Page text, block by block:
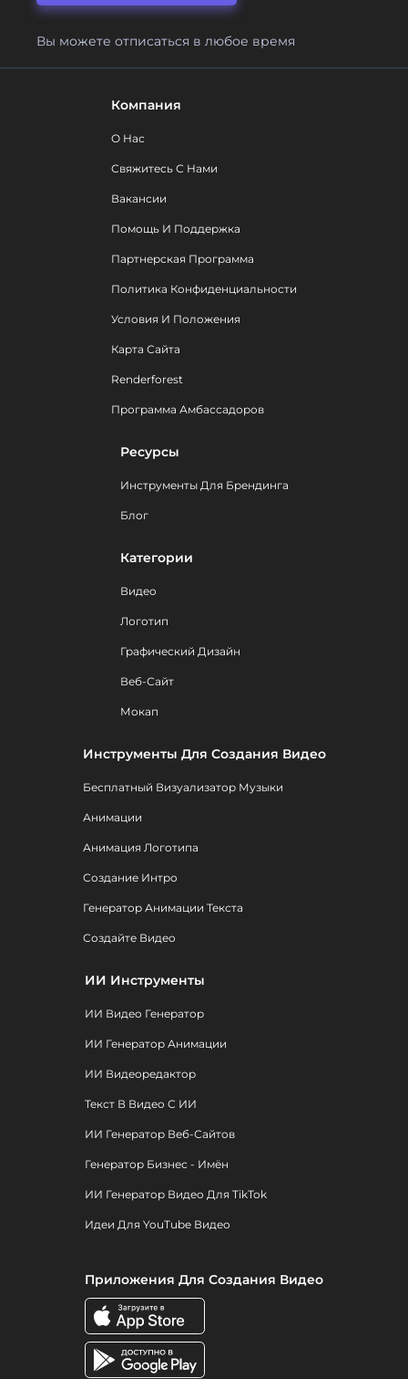
Вы можете отписаться в любое время
Компания
О Нас
Свяжитесь С Нами
Вакансии
Помощь И Поддержка
Партнерская Программа
Политика Конфиденциальности
Условия И Положения
Карта Сайта
Renderforest
Программа Амбассадоров
Ресурсы
Инструменты Для Брендинга
Блог
Категории
Видео
Логотип
Графический Дизайн
Веб-Сайт
Мокап
Инструменты Для Создания Видео
Бесплатный Визуализатор Музыки
Анимации
Анимация Логотипа
Создание Интро
Генератор Анимации Текста
Создайте Видео
ИИ Инструменты
ИИ Видео Генератор
ИИ Генератор Анимации
ИИ Видеоредактор
Текст В Видео С ИИ
ИИ Генератор Веб-Сайтов
Генератор Бизнес - Имён
ИИ Генератор Видео Для TikTok
Идеи Для YouTube Видео
Приложения Для Создания Видео